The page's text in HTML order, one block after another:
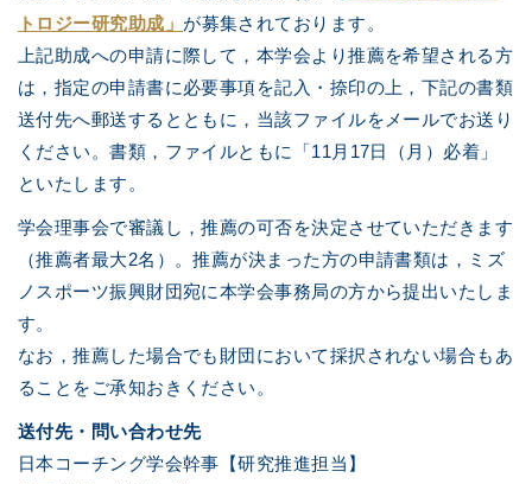
トロジー研究助成」 が募集されております。
上記助成への申請に際して，本学会より推薦を希望される方
は，指定の申請書に必要事項を記入・捺印の上，下記の書類
送付先へ郵送するとともに，当該ファイルをメールでお送り
ください。書類，ファイルともに「11月17日（月）必着」
といたします。
学会理事会で審議し，推薦の可否を決定させていただきます
（推薦者最大2名）。推薦が決まった方の申請書類は，ミズ
ノスポーツ振興財団宛に本学会事務局の方から提出いたしま
す。
なお，推薦した場合でも財団において採択されない場合もあ
ることをご承知おきください。
送付先・問い合わせ先
日本コーチング学会幹事【研究推進担当】